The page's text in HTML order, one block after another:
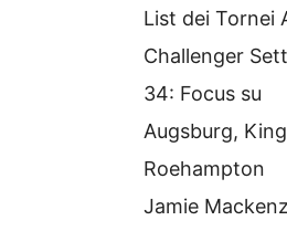
List dei Tornei
Challenger
34: Focus su
Augsburg,
Roehampton
Jamie